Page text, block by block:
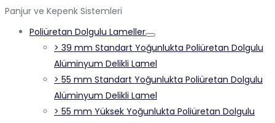
Panjur ve Kepenk Sistemleri
Poliüretan Dolgulu Lameller
> 39 mm Standart Yoğunlukta Poliüretan Dolgulu
Alüminyum Delikli Lamel
> 55 mm Standart Yoğunlukta Poliüretan Dolgulu
Alüminyum Delikli Lamel
> 55 mm Yüksek Yoğunlukta Poliüretan Dolgulu